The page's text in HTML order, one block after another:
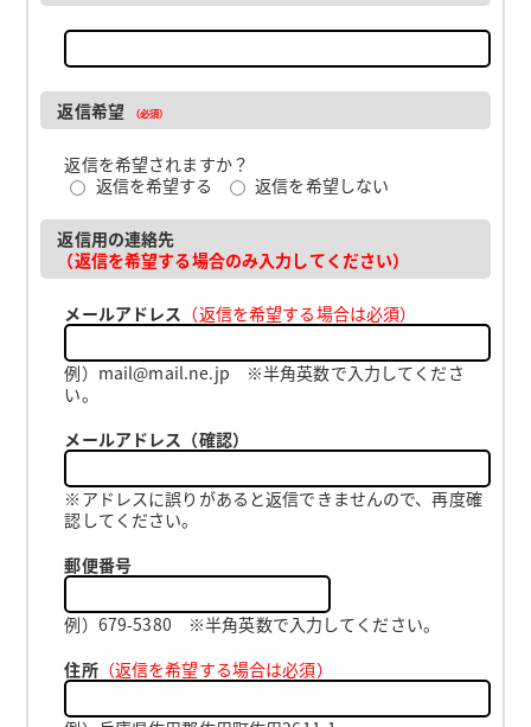
返信希望 （必須）
返信を希望されますか？
返信を希望する
返信を希望しない
返信用の連絡先
（返信を希望する場合のみ入力してください）
メールアドレス （返信を希望する場合は必須）
例）mail@mail.ne.jp ※半角英数で入力してくださ
い。
メールアドレス（確認）
※アドレスに誤りがあると返信できませんので、再度確
認してください。
郵便番号
例）679-5380 ※半角英数で入力してください。
住所（返信を希望する場合は必須）